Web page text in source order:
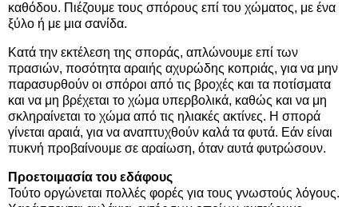
καθόδου. Πιέζουμε τους σπόρους επί του χώματος, με ένα
ξύλο ή με μια σανίδα.
Κατά την εκτέλεση της σποράς, απλώνουμε επί των
πρασιών, ποσότητα αραιής αχυρώδης κοπριάς, για να μην
παρασυρθούν οι σπόροι από τις βροχές και τα ποτίσματα
και να μη βρέχεται το χώμα υπερβολικά, καθώς και να μη
σκληραίνεται το χώμα από τις ηλιακές ακτίνες. Η σπορά
γίνεται αραιά, για να αναπτυχθούν καλά τα φυτά. Εάν είναι
πυκνή προβαίνουμε σε αραίωση, όταν αυτά φυτρώσουν.
Προετοιμασία του εδάφους
Τούτο οργώνεται πολλές φορές για τους γνωστούς λόγους.